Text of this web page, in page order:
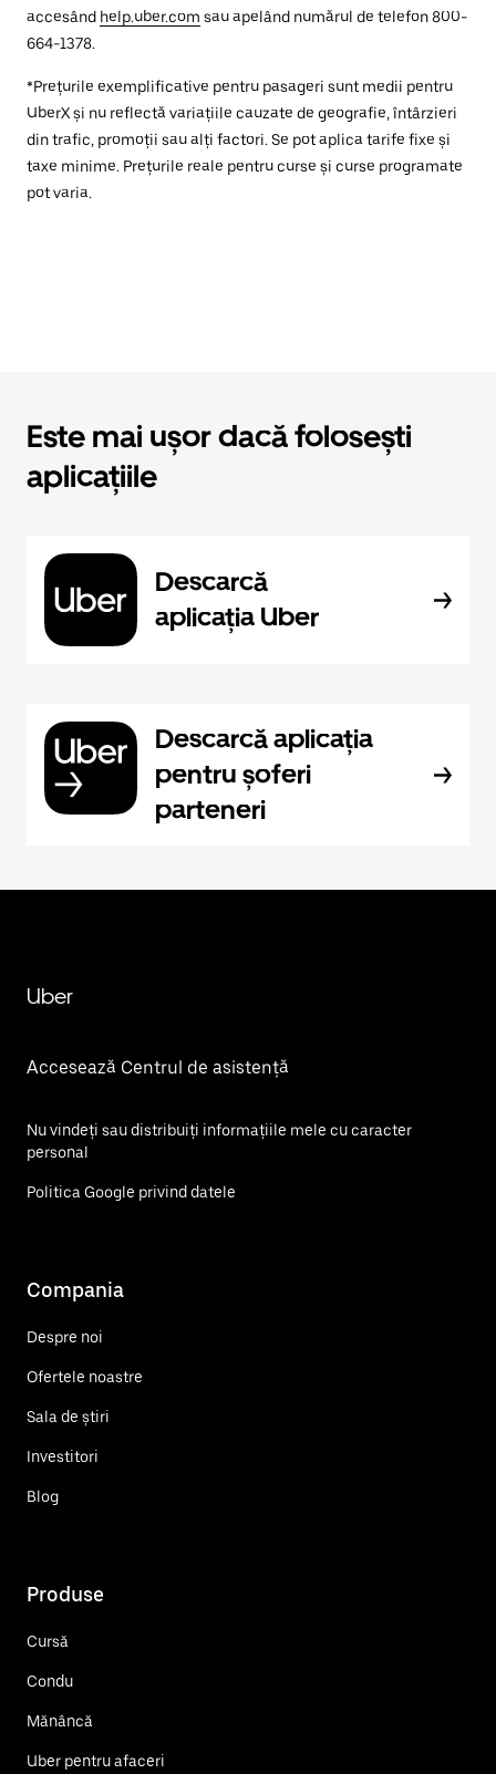
accesând help.uber.com sau apelând numărul de telefon 800-
664-1378.
*Prețurile exemplificative pentru pasageri sunt medii pentru
UberX și nu reflectă variațiile cauzate de geografie, întârzieri
din trafic, promoții sau alți factori. Se pot aplica tarife fixe și
taxe minime. Prețurile reale pentru curse și curse programate
pot varia.
Este mai ușor dacă folosești
aplicațiile
Descarcă
aplicația Uber
Descarcă aplicația
pentru șoferi
parteneri
Uber
Accesează Centrul de asistență
Nu vindeți sau distribuiți informațiile mele cu caracter
personal
Politica Google privind datele
Compania
Despre noi
Ofertele noastre
Sala de știri
Investitori
Blog
Produse
Cursă
Condu
Mănâncă
Uber pentru afaceri